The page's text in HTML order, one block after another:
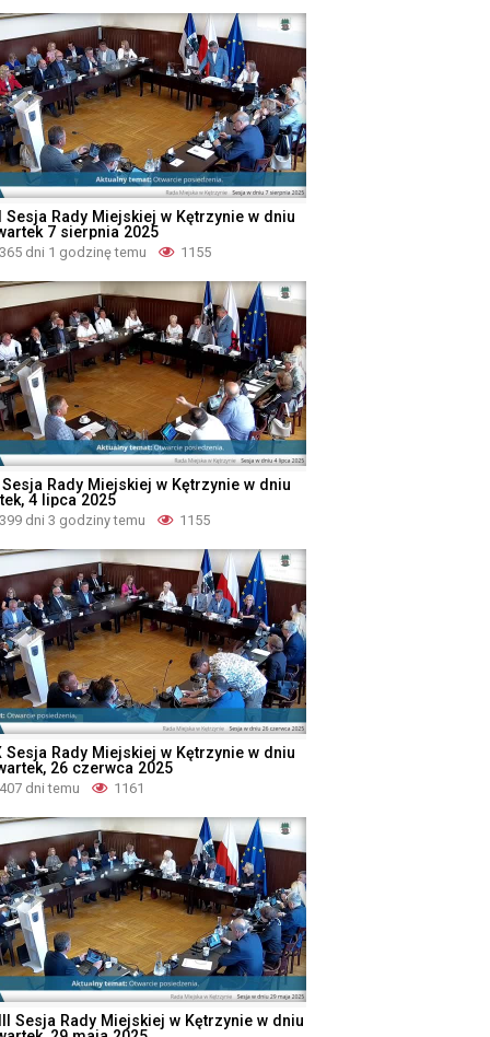
Sesja Rady Miejskiej w Kętrzynie w dniu
7 sierpnia 2025
365 dni 1 godzinę temu 1155
Sesja Rady Miejskiej w Kętrzynie w dniu
4 lipca 2025
399 dni 3 godziny temu 1155
Sesja Rady Miejskiej w Kętrzynie w dniu
26 czerwca 2025
407 dni temu 1161
Sesja Rady Miejskiej w Kętrzynie w dniu